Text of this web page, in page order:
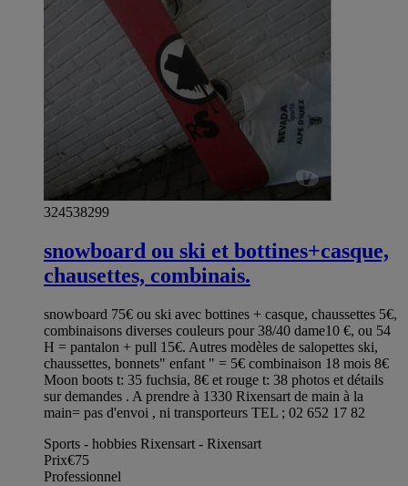
324538299
snowboard ou ski et bottines+casque,
chausettes, combinais.
snowboard 75€ ou ski avec bottines + casque, chaussettes 5€,
combinaisons diverses couleurs pour 38/40 dame10 €, ou 54
H = pantalon + pull 15€. Autres modèles de salopettes ski,
chaussettes, bonnets" enfant " = 5€ combinaison 18 mois 8€
Moon boots t: 35 fuchsia, 8€ et rouge t: 38 photos et détails
sur demandes . A prendre à 1330 Rixensart de main à la
main= pas d'envoi , ni transporteurs TEL ; 02 652 17 82
Sports - hobbies Rixensart - Rixensart
Prix€75
Professionnel